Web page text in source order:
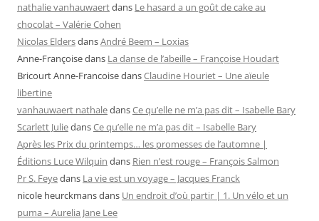
nathalie vanhauwaertdans Le hasard a un goût de cake au
chocolat – Valérie Cohen
Nicolas EldersdansAndré Beem – Loxias
Anne-Françoisedans La danse de l’abeille – Françoise Houdart
Bricourt Anne-FrancoisedansClaudine Houriet – Une aïeule
libertine
vanhauwaert nathaledansCe qu’elle ne m’a pas dit – Isabelle Bary
Scarlett JuliedansCe qu’elle ne m’a pas dit – Isabelle Bary
Après les Prix du printemps… les promesses de l’automne |
Éditions Luce Wilquin dans Rien n’est rouge – François Salmon
Pr S. Feyedans La vie est un voyage – Jacques Franck
nicole heurckmansdans Un endroit d’où partir | 1. Un vélo et un
puma – Aurelia Jane Lee